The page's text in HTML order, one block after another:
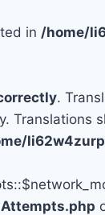
in /home/
.
Translations